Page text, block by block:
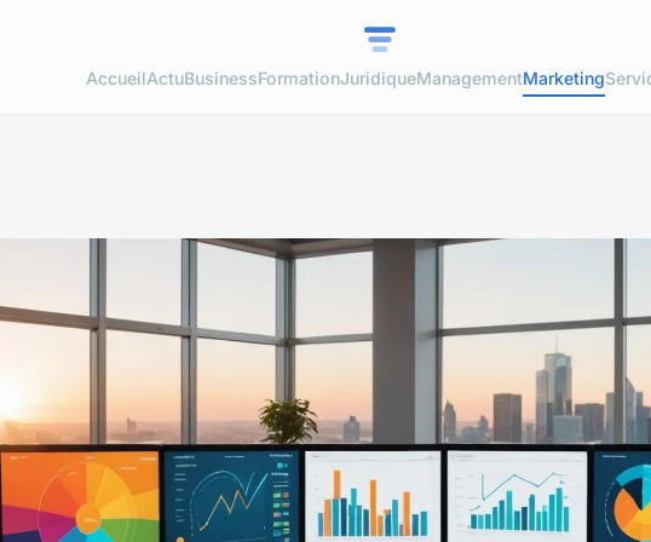
AccueilActuBusinessFormationJuridiqueManagementMarketing